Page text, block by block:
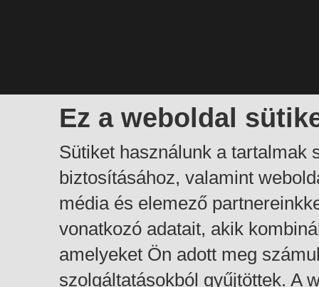
Ez a weboldal
Sütiket használunk a tartalmak
biztosításához, valamint
média és elemező
vonatkozó adatait, akik
amelyeket Ön adott meg
szolgáltatásokból gyűjtöttek. A